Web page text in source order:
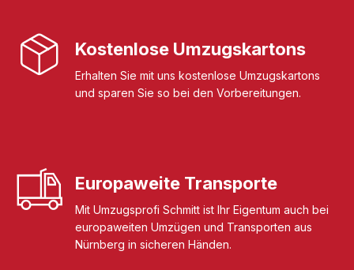
Kostenlose Umzugskartons
Erhalten Sie mit uns kostenlose Umzugskartons
und sparen Sie so bei den Vorbereitungen.
Europaweite Transporte
Mit Umzugsprofi Schmitt ist Ihr Eigentum auch bei
europaweiten Umzügen und Transporten aus
Nürnberg in sicheren Händen.